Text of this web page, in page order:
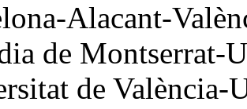
Alacant-
de Montserrat-
de València-